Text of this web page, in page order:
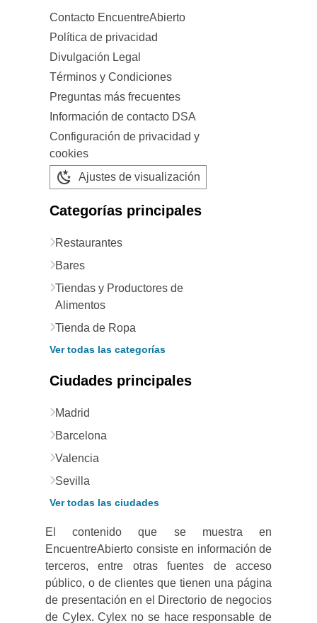
Contacto EncuentreAbierto
Política de privacidad
Divulgación Legal
Términos y Condiciones
Preguntas más frecuentes
Información de contacto DSA
Configuración de privacidad y
cookies
Ajustes de visualización
Categorías principales
Restaurantes
Bares
Tiendas y Productores de
Alimentos
Tienda de Ropa
Ver todas las categorías
Ciudades principales
Madrid
Barcelona
Valencia
Sevilla
Ver todas las ciudades
El contenido que se muestra en
EncuentreAbierto consiste en información de
terceros, entre otras fuentes de acceso
público, o de clientes que tienen una página
de presentación en el Directorio de negocios
de Cylex. Cylex no se hace responsable de